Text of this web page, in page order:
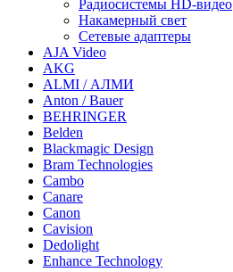
Радиосистемы HD-видео
Накамерный свет
Сетевые адаптеры
AJA Video
AKG
ALMI / АЛМИ
Anton / Bauer
BEHRINGER
Belden
Blackmagic Design
Bram Technologies
Cambo
Canare
Canon
Cavision
Dedolight
Enhance Technology